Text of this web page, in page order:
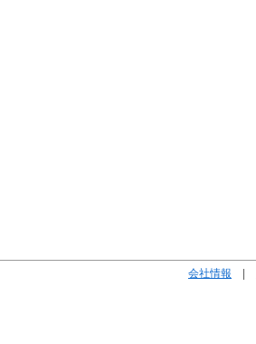
会社情報 |